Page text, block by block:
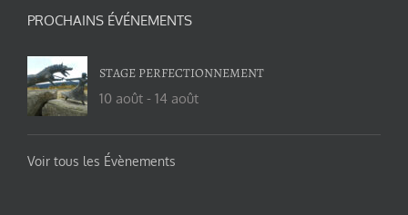
PROCHAINS ÉVÉNEMENTS
STAGE PERFECTIONNEMENT
10 août - 14 août
Voir tous les Évènements